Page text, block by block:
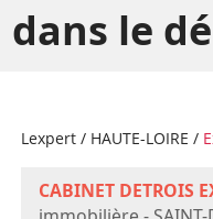
dans le
Lexpert/ HAUTE-LOIRE /
CABINET DETROIS